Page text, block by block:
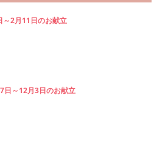
～2月11日のお献立
日～12月3日のお献立